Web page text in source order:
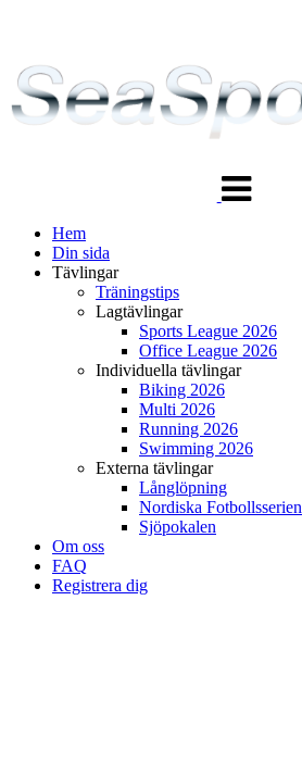
navigering
Hem
Din sida
Tävlingar
Träningstips
Lagtävlingar
Sports League 2026
Office League 2026
Individuella tävlingar
Biking 2026
Multi 2026
Running 2026
Swimming 2026
Externa tävlingar
Långlöpning
Nordiska Fotbollsserien
Sjöpokalen
Om oss
FAQ
Registrera dig